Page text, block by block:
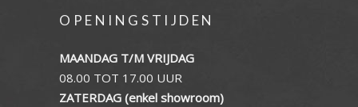
OPENINGSTIJDEN
MAANDAG T/M VRIJDAG
08.00 TOT 17.00 UUR
ZATERDAG (enkel showroom)